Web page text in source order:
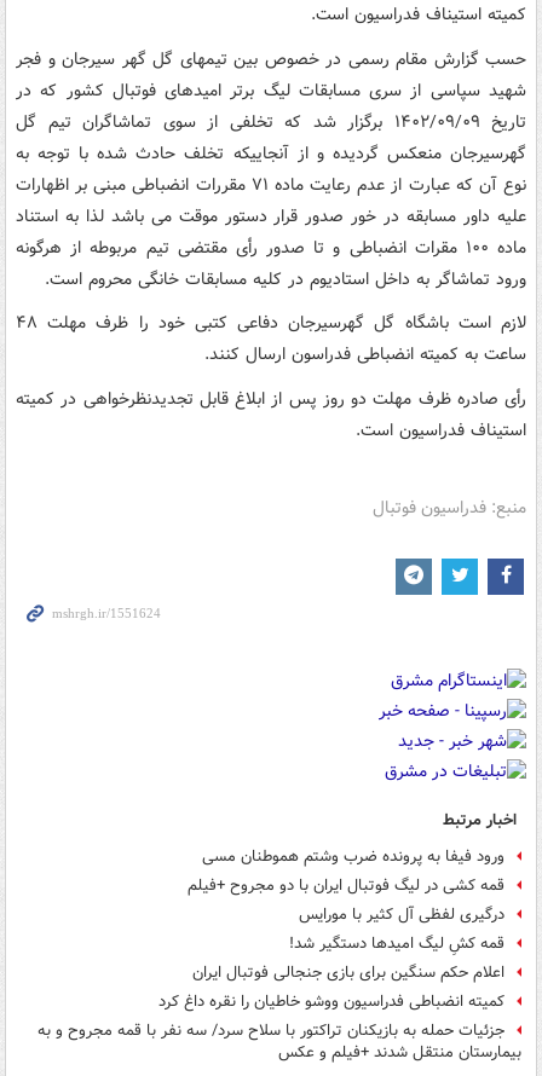
کمیته استیناف فدراسیون است.
حسب گزارش مقام رسمی در خصوص بین تیمهای گل گهر سیرجان و فجر
شهید سپاسی از سری مسابقات لیگ برتر امیدهای فوتبال کشور که در
تاریخ ۱۴۰۲/۰۹/۰۹ برگزار شد که تخلفی از سوی تماشاگران تیم گل
گهرسیرجان منعکس گردیده و از آنجاییکه تخلف حادث شده با توجه به
نوع آن که عبارت از عدم رعایت ماده ۷۱ مقررات انضباطی مبنی بر اظهارات
علیه داور مسابقه در خور صدور قرار دستور موقت می باشد لذا به استناد
ماده ۱۰۰ مقرات انضباطی و تا صدور رأی مقتضی تیم مربوطه از هرگونه
ورود تماشاگر به داخل استادیوم در کلیه مسابقات خانگی محروم است.
لازم است باشگاه گل گهرسیرجان دفاعی کتبی خود را ظرف مهلت ۴۸
ساعت به کمیته انضباطی فدراسون ارسال کنند.
رأی صادره ظرف مهلت دو روز پس از ابلاغ قابل تجدیدنظرخواهی در کمیته
استیناف فدراسیون است.
منبع: فدراسیون فوتبال
اخبار مرتبط
ورود فیفا به پرونده ضرب وشتم هموطنان مسی
قمه کشی در لیگ فوتبال ایران با دو مجروح +فیلم
درگیری لفظی آل کثیر با مورایس
قمه کشِ لیگ امیدها دستگیر شد!
اعلام حکم سنگین برای بازی جنجالی فوتبال ایران
کمیته انضباطی فدراسیون ووشو خاطیان را نقره داغ کرد
جزئیات حمله به بازیکنان تراکتور با سلاح سرد/ سه نفر با قمه مجروح و به
بیمارستان منتقل شدند +فیلم و عکس